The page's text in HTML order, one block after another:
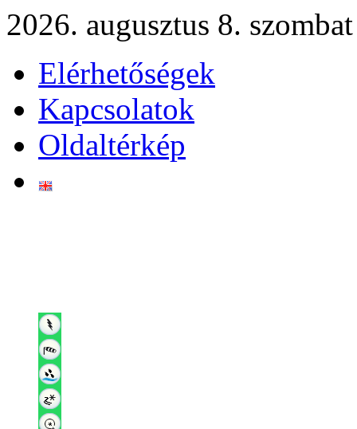
2026. augusztus 8. szombat
Elérhetőségek
Kapcsolatok
Oldaltérkép